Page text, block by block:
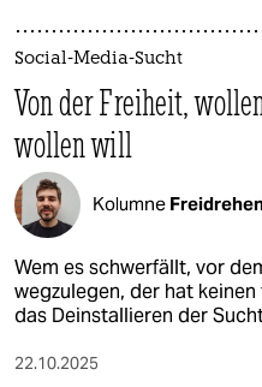
Social-Media-Sucht
Von der Freiheit,
wollen will
Kolumne
Wem es schwerfällt, vor
wegzulegen, der hat
das Deinstallieren der
22.10.2025